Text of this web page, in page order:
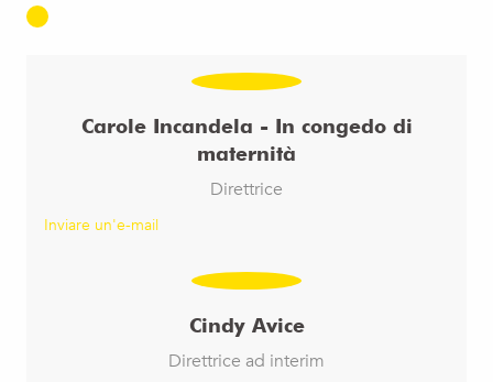
Carole Incandela - In congedo di
maternità
Direttrice
Inviare un'e-mail
Cindy Avice
Direttrice ad interim